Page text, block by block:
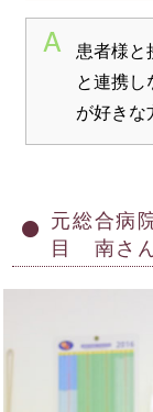
患者様と
と連携
が好きな
元総合病
目 南さん